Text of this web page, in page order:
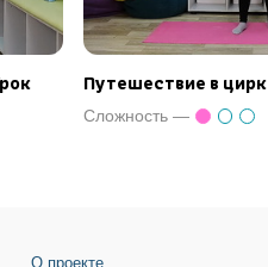
Путешествие в цирк
Сложность —
О проекте